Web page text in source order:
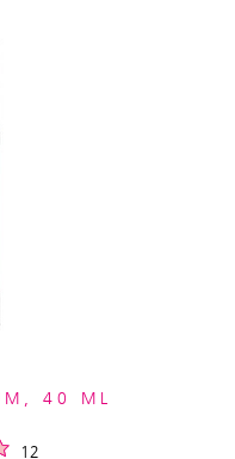
40 ML
12